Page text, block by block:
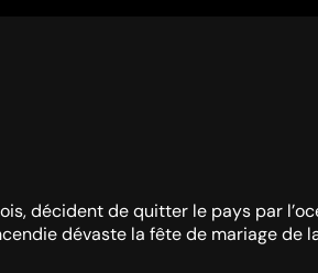
décident de quitter le pays par
dévaste la fête de mariage de